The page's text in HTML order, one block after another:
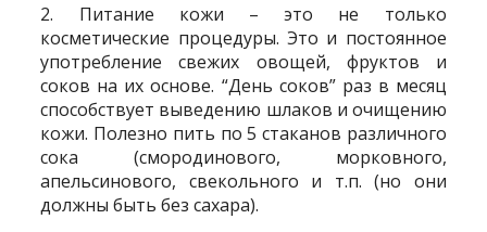
2. Питание кожи – это не только
косметические процедуры. Это и постоянное
употребление свежих овощей, фруктов и
соков на их основе. “День соков” раз в месяц
способствует выведению шлаков и очищению
кожи. Полезно пить по 5 стаканов различного
сока (смородинового, морковного,
апельсинового, свекольного и т.п. (но они
должны быть без сахара).